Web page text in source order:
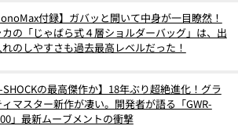
付録】ガバッと開いて中身が一目瞭然！
カの「じゃばら式４層ショルダーバッグ」は、出
れのしやすさも過去最高レベルだった！
SHOCKの最高傑作か】18年ぶり超絶進化！グラ
ィマスター新作が凄い。開発者が語る「GWR-
」最新ムーブメントの衝撃